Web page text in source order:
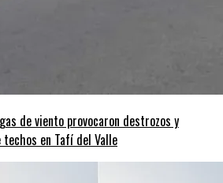
de viento provocaron destrozos y
en Tafí del Valle